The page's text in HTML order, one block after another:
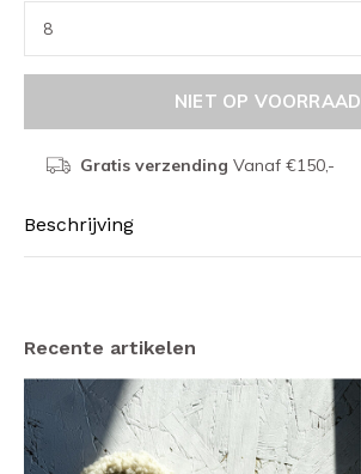
NIET OP VOORRAAD
Gratis verzending Vanaf €150,-
Beschrijving
Recente artikelen